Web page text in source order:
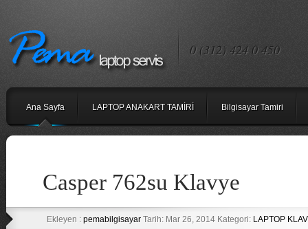
0 (312) 424 0 450
Ana Sayfa LAPTOP ANAKART TAMİRİ Bilgisayar Tamiri
Casper 762su Klavye
Ekleyen : pemabilgisayarTarih: Mar 26, 2014 Kategori: LAPTOP